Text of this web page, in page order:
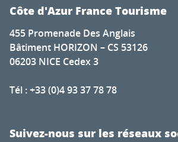
Côte d'Azur France Tourisme
455 Promenade Des Anglais
Bâtiment HORIZON – CS 53126
06203 NICE Cedex 3
Tél : +33 (0)4 93 37 78 78
Suivez-nous sur les réseaux